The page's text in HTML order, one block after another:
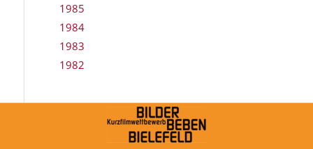
1985
1984
1983
1982